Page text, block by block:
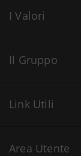
I Valori
Il Gruppo
Link Utili
Area Utente